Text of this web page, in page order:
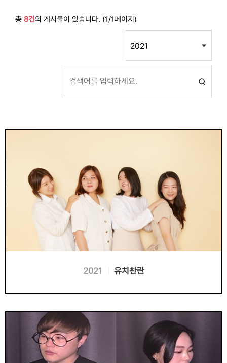
총 8건의 게시물이 있습니다. (1/1페이지)
2021 유치찬란